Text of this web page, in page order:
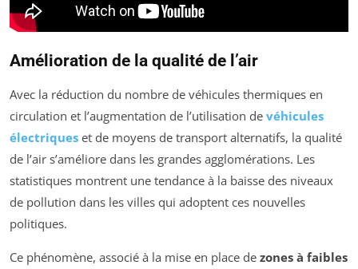
Amélioration de la qualité de l’air
Avec la réduction du nombre de véhicules thermiques en
circulation et l’augmentation de l’utilisation de véhicules
électriques et de moyens de transport alternatifs, la qualité
de l’air s’améliore dans les grandes agglomérations. Les
statistiques montrent une tendance à la baisse des niveaux
de pollution dans les villes qui adoptent ces nouvelles
politiques.
Ce phénomène, associé à la mise en place de zones à faibles